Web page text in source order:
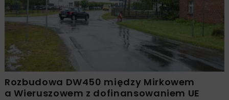
Rozbudowa DW450 między Mirkowem
a Wieruszowem z dofinansowaniem UE